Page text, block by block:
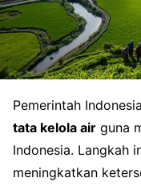
Pemerintah
tata kelola air guna
Indonesia. Langkah
meningkatkan